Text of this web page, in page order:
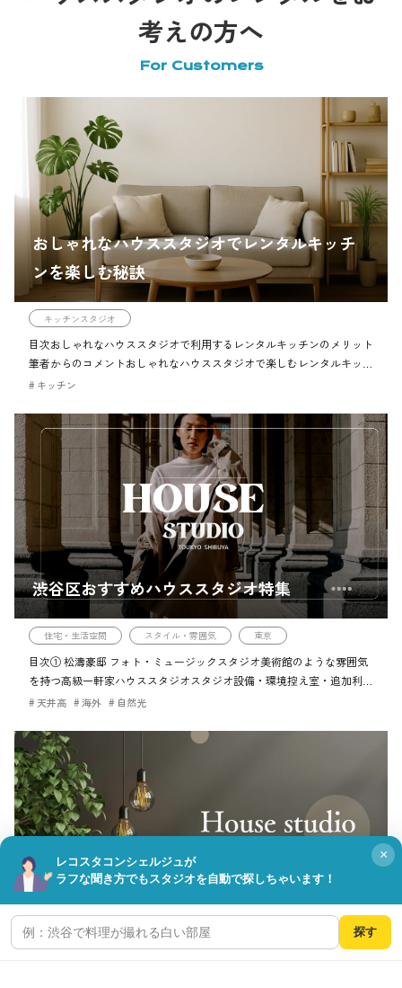
考えの方へ
For Customers
おしゃれなハウススタジオでレンタルキッチ
ンを楽しむ秘訣
キッチンスタジオ
目次おしゃれなハウススタジオで利用するレンタルキッチンのメリット
筆者からのコメントおしゃれなハウススタジオで楽しむレンタルキッチ
ンのメリットチェックポイントおしゃれなハウススタジオをレンタル
キッチン
渋谷区おすすめハウススタジオ特集
住宅・生活空間 スタイル・雰囲気 東京
目次① 松濤豪邸 フォト・ミュージックスタジオ美術館のような雰囲気
を持つ高級一軒家ハウススタジオスタジオ設備・環境控え室・追加利用
料金プランアクセス最新情報・利用シーンご予約・お問い合わせ②
天井高 海外 自然光
目黒区おすすめハウススタジオ特集
住宅・生活空間 スタイル・雰囲気 目黒区
レコスタコンシェルジュが
ラフな聞き方でもスタジオを自動で探しちゃいます！
×
探す